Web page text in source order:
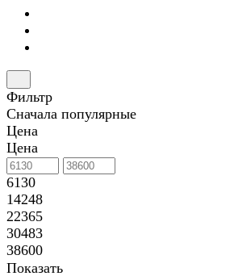
Фильтр
Сначала популярные
Цена
Цена
6130
14248
22365
30483
38600
Показать